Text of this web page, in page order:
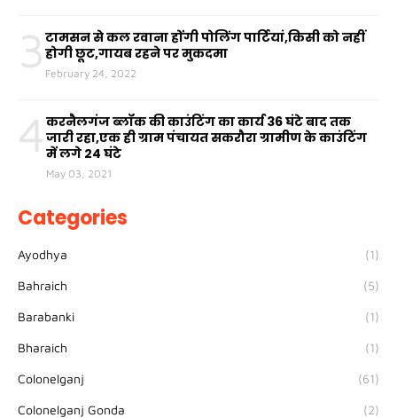
3 टामसन से कल रवाना होंगी पोलिंग पार्टियां,किसी को नहीं
होगी छूट,गायब रहने पर मुकदमा
February 24, 2022
4 करनैलगंज ब्लॉक की काउंटिंग का कार्य 36 घंटे बाद तक
जारी रहा,एक ही ग्राम पंचायत सकरौरा ग्रामीण के काउंटिंग
में लगे 24 घंटे
May 03, 2021
Categories
Ayodhya (1)
Bahraich (5)
Barabanki (1)
Bharaich (1)
Colonelganj (61)
Colonelganj Gonda (2)